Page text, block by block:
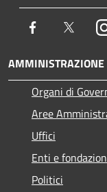
Facebook
AMMINISTRAZIONE
Organi di
Aree
Uffici
Enti e
Politici